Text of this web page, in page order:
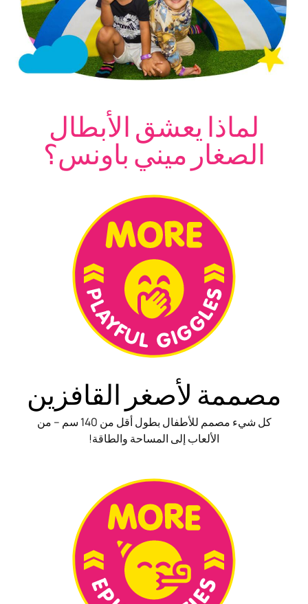
لماذا يعشق الأبطال
الصغار ميني باونس؟
مصممة لأصغر القافزين
كل شيء مصمم للأطفال بطول أقل من 140 سم – من
الألعاب إلى المساحة والطاقة!